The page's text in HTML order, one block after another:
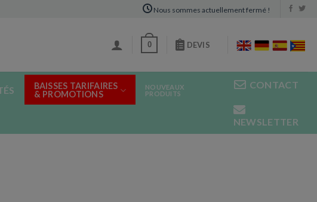
Nous sommes actuellement fermé !
0 DEVIS
BAISSES TARIFAIRES
& PROMOTIONS
NOUVEAUX
PRODUITS
CONTACT
NEWSLETTER